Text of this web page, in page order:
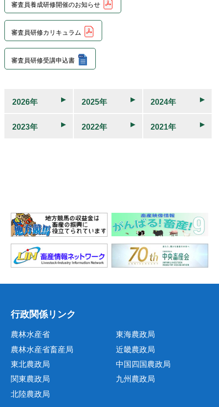
審査員養成研修開催のお知らせ
審査員研修カリキュラム
審査員研修受講申込書
2026年 2025年 2024年
2023年 2022年 2021年
行政関係リンク
農林水産省
農林水産省畜産局
東北農政局
関東農政局
北陸農政局
東海農政局
近畿農政局
中国四国農政局
九州農政局